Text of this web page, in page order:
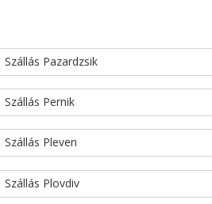
Szállás Pazardzsik
Szállás Pernik
Szállás Pleven
Szállás Plovdiv